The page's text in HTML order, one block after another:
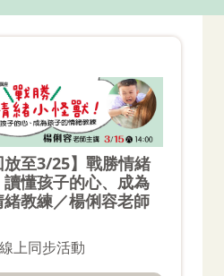
放至3/25】戰勝情緒
懂孩子的心、成為
教練／楊俐容老師
上同步活動